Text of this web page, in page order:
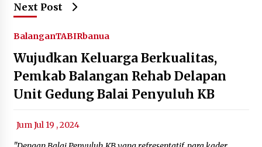
Next Post
BalanganTABIRbanua
Wujudkan Keluarga Berkualitas,
Pemkab Balangan Rehab Delapan
Unit Gedung Balai Penyuluh KB
Jum Jul 19 , 2024